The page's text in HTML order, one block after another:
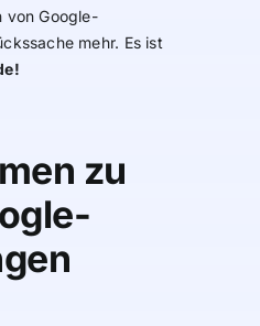
von Google-
mehr. Es ist
zu